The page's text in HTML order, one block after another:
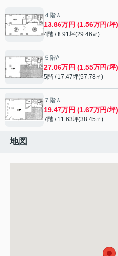
４階Ａ
13.86万円 (1.56万円/坪)
4階 / 8.91坪(29.46㎡)
５階A
27.06万円 (1.55万円/坪)
5階 / 17.47坪(57.78㎡)
７階Ａ
19.47万円 (1.67万円/坪)
7階 / 11.63坪(38.45㎡)
地図